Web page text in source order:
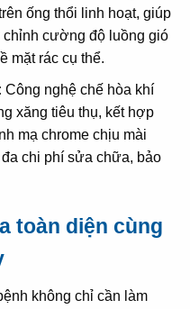
ống thổi linh hoạt, giúp
cường độ luồng gió
mặt rác cụ thể.
Công nghệ chế hòa khí
xăng tiêu thụ, kết hợp
mạ chrome chịu mài
chi phí sửa chữa, bảo
toàn diện cùng
không chỉ cần làm